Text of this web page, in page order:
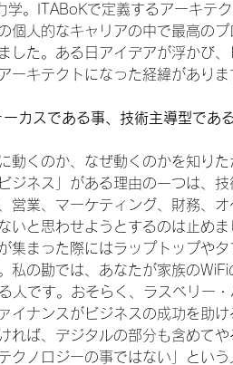
学。ITABoKで定義するアーキテ
個人的なキャリアの中で最高の
した。ある日アイデアが浮かび
ーキテクトになった経緯がありま
カスである事、技術主導型であ
くのか、なぜ動くのかを知り
ジネス」がある理由の一つは、
営業、マーケティング、財務、
いと思わせようとするのは止め
集まった際にはラップトップや
私の勘では、あなたが家族の
人です。おそらく、ラスベリー
イナンスがビジネスの成功を助
れば、デジタルの部分も含めて
クノロジーの事ではない」とい